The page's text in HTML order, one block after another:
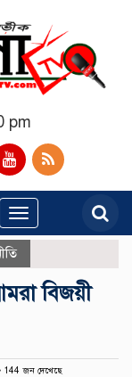
pm
Toggle
navigation
বিজয়ী
144 জন দেখেছে